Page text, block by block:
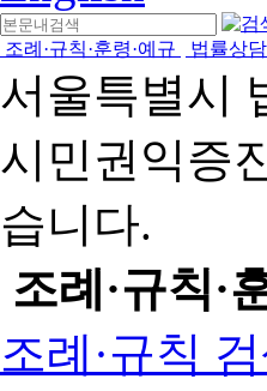
조례·규칙·훈령·예규 법률상담
서울특별시
시민권익증
습니다.
조례·규칙·
조례·규칙